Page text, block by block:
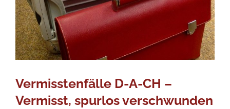
Vermisstenfälle D-A-CH –
Vermisst, spurlos verschwunden